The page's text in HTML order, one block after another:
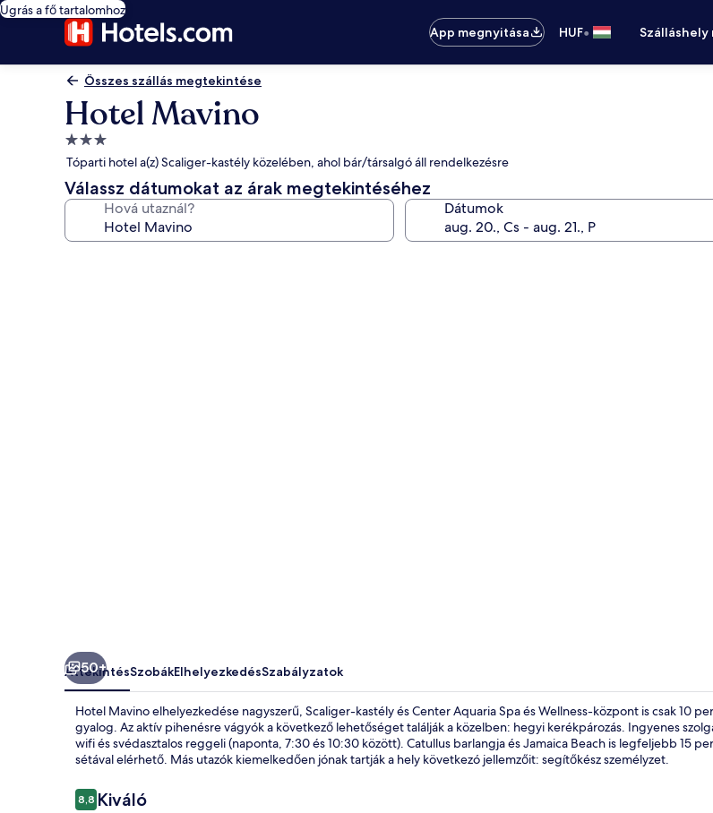
Ugrás a fő tartalomhoz
App megnyitása
HUF•
Összes szállás megtekintése
Hotel Mavino
3.0
csillagos
szálláshely
Tóparti hotel a(z) Scaliger-kastély közelében, ahol bár/társalgó áll rendelkezésre
Válassz dátumokat az árak megtekintéséhez
Hová utaznál? Dátumok
50+
ÁttekintésSzobákElhelyezkedésSzabályzatok
Hotel Mavino elhelyezkedése nagyszerű, Scaliger-kastély és Center Aquaria Spa és Wellness-központ is csak 10
gyalog. Az aktív pihenésre vágyók a következő lehetőséget találják a közelben: hegyi kerékpározás. Ingyenes
wifi és svédasztalos reggeli (naponta, 7:30 és 10:30 között). Catullus barlangja és Jamaica Beach is legfeljebb 15
sétával elérhető. Más utazók kiemelkedően jónak tartják a hely következó jellemzőit: segítőkész személyzet.
Értékelések
8,88,8 ennyiből: 10
Kiváló